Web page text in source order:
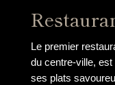
Le premier
du centre-ville,
ses plats